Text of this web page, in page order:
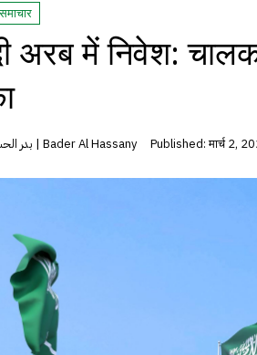
अरब में निवेश:
بدر الحسني | Bader Al Hassany Published: मार्च 2,